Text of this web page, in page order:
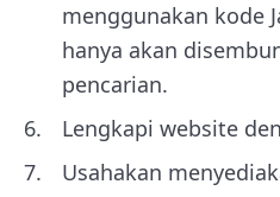
menggunakan kode
hanya akan
pencarian.
Lengkapi website
Usahakan